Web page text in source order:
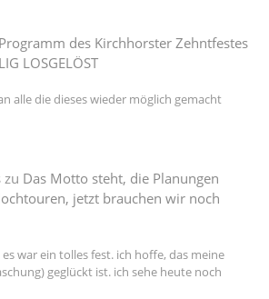
Programm des Kirchhorster Zehntfestes
LOSGELÖST
alle die dieses wieder möglich gemacht
zu Das Motto steht, die Planungen
jetzt brauchen wir noch
war ein tolles fest. ich hoffe, das meine
geglückt ist. ich sehe heute noch